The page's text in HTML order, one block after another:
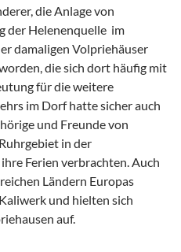
die Anlage von
der Helenenquelle im
damaligen Volpriehäuser
die sich dort häufig mit
für die weitere
im Dorf hatte sicher auch
und Freunde von
in der
Ferien verbrachten. Auch
Ländern Europas
und hielten sich
auf.